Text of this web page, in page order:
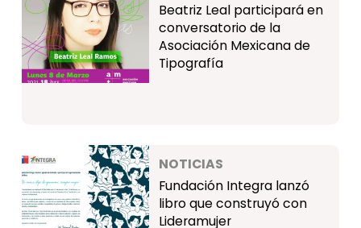
Beatriz Leal participará en
conversatorio de la
Asociación Mexicana de
Tipografía
NOTICIAS
Fundación Integra lanzó
libro que construyó con
Lideramujer